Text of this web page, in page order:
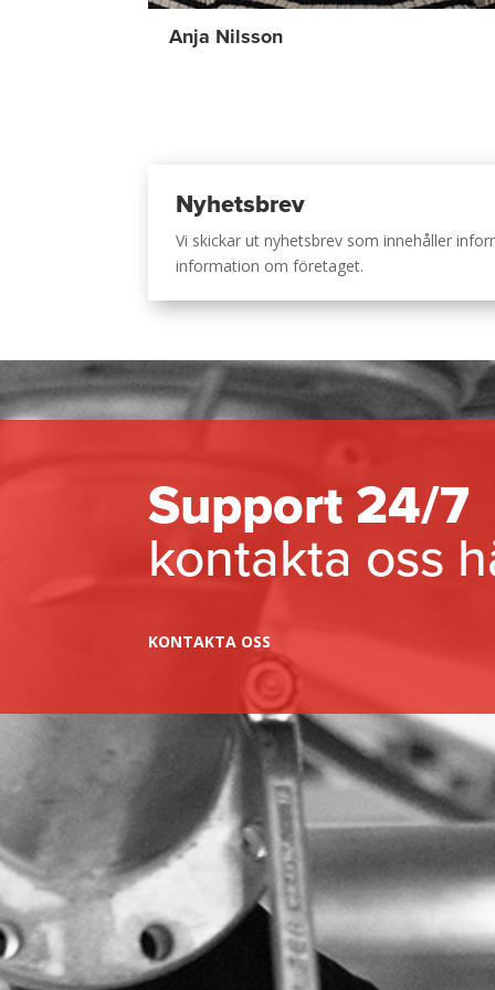
Anja Nilsson
Nyhetsbrev
Vi skickar ut nyhetsbrev som innehåller
information om företaget.
Support 24/7
kontakta oss
KONTAKTA OSS